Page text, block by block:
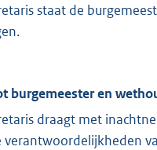
staat de
burgemeester en
draagt met